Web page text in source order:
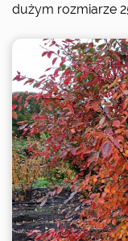
dużym rozmiarze